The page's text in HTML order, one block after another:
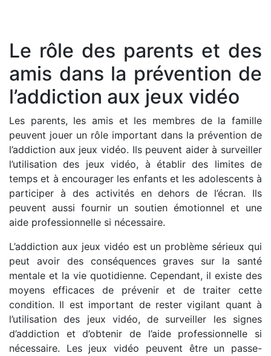
Le rôle des parents et des
amis dans la prévention de
l’addiction aux jeux vidéo
Les parents, les amis et les membres de la famille
peuvent jouer un rôle important dans la prévention de
l’addiction aux jeux vidéo. Ils peuvent aider à surveiller
l’utilisation des jeux vidéo, à établir des limites de
temps et à encourager les enfants et les adolescents à
participer à des activités en dehors de l’écran. Ils
peuvent aussi fournir un soutien émotionnel et une
aide professionnelle si nécessaire.
L’addiction aux jeux vidéo est un problème sérieux qui
peut avoir des conséquences graves sur la santé
mentale et la vie quotidienne. Cependant, il existe des
moyens efficaces de prévenir et de traiter cette
condition. Il est important de rester vigilant quant à
l’utilisation des jeux vidéo, de surveiller les signes
d’addiction et d’obtenir de l’aide professionnelle si
nécessaire. Les jeux vidéo peuvent être un passe-